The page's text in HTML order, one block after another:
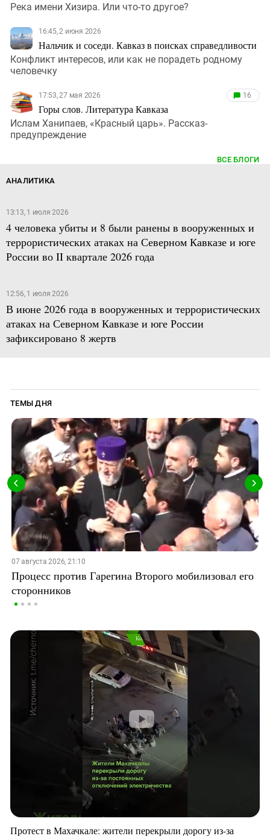
Река имени Хизира. Или что-то другое?
16:45, 2 июня 2026
Нальчик и соседи. Кавказ в поисках справедливости
Конфликт интересов, или как не порадеть родному
человечку
17:53, 27 мая 2026
Горы слов. Литература Кавказа
16
Ислам Ханипаев, «Красный царь». Рассказ-
предупреждение
ВСЕ БЛОГИ
АНАЛИТИКА
13:13, 1 июля 2026
4 человека убиты и 8 были ранены в вооруженных и
террористических атаках на Северном Кавказе и юге
России во II квартале 2026 года
12:56, 1 июля 2026
В июне 2026 года в вооруженных и террористических
атаках на Северном Кавказе и юге России
зафиксировано 8 жертв
ТЕМЫ ДНЯ
07 августа 2026, 21:10
Процесс против Гарегина Второго мобилизовал его
сторонников
Протест в Махачкале: жители перекрыли дорогу из-за